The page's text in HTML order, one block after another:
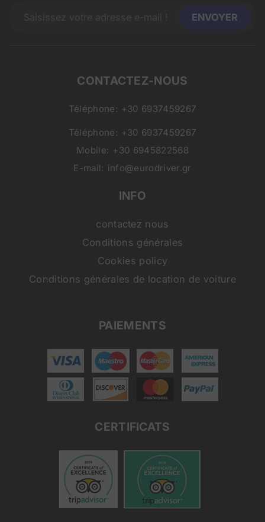
CONTACTEZ-NOUS
Téléphone: +30 6937459267
Téléphone: +30 6937459267
Mobile: +30 6945822568
E-mail: info@eurodriver.gr
INFO
contactez nous
Conditions générales
Cookies policy
Conditions générales de location de voiture
PAIEMENTS
CERTIFICATS